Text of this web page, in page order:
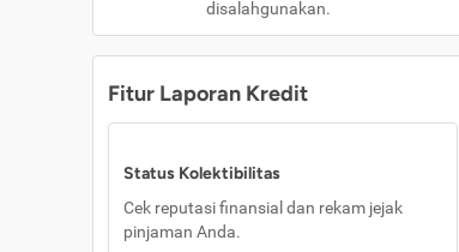
disalahgunakan.
Fitur Laporan Kredit
Status Kolektibilitas
Cek reputasi finansial dan rekam jejak
pinjaman Anda.